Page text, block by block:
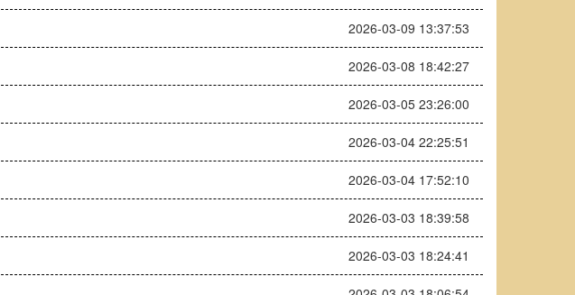
2026-03-09 13:37:53
2026-03-08 18:42:27
2026-03-05 23:26:00
2026-03-04 22:25:51
2026-03-04 17:52:10
2026-03-03 18:39:58
2026-03-03 18:24:41